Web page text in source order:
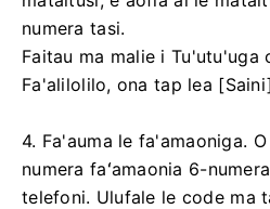
numera tasi.
Faitau ma malie i Tu'utu'uga
Fa'alilolilo, ona tap lea
4. Fa'auma le fa'amaoniga.
numera faʻamaonia 6-
telefoni. Ulufale le code ma